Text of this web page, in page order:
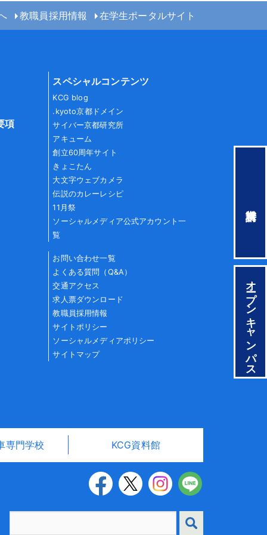
オープンキャンパス
教職員採用情報 在学生ポータルサイト
項
スペシャルコンテンツ
KCG blog
.kyoto京都ドメイン
サイバー京都研究所
アキューム
創立60周年サイト
きょこたん
大文字ウェブカメラ
伝説のカレーレシピ
11月祭
ソーシャルメディア公式アカウント一
覧
お問い合わせ一覧
よくある質問（Q&A）
交通アクセス
求人票ダウンロード
教職員採用情報
サイトポリシー
ソーシャルメディアポリシー
サイトマップ
専門学校 KCG資料館